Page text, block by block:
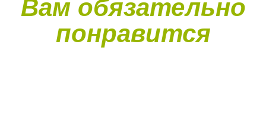
Вам обязательно
понравится